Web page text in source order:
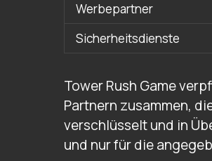
Werbepartner
Sicherheitsdienste
Tower Rush Game
Partnern zusammen,
verschlüsselt und in
und nur für die